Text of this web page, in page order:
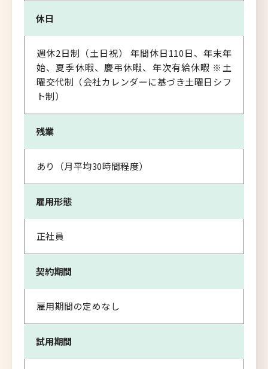
休日
週休2日制（土日祝） 年間休日110日、年末年
始、夏季休暇、慶弔休暇、年次有給休暇 ※土
曜交代制（会社カレンダーに基づき土曜日シフ
ト制）
残業
あり（月平均30時間程度）
雇用形態
正社員
契約期間
雇用期間の定めなし
試用期間